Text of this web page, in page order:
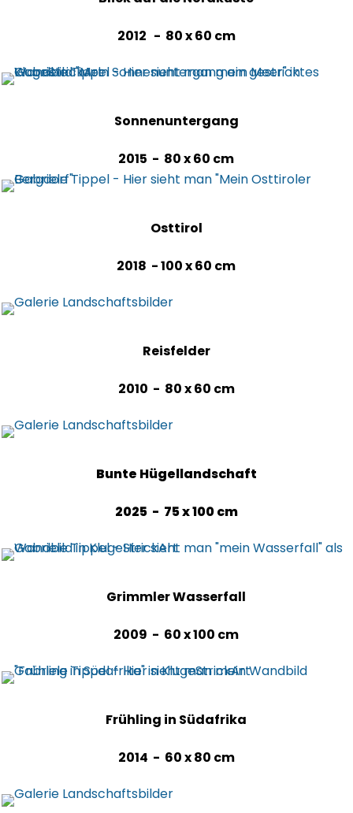
2012 - 80 x 60 cm
Sonnenuntergang
2015 - 80 x 60 cm
Osttirol
2018 - 100 x 60 cm
Reisfelder
2010 - 80 x 60 cm
Bunte Hügellandschaft
2025 - 75 x 100 cm
Grimmler Wasserfall
2009 - 60 x 100 cm
Frühling in Südafrika
2014 - 60 x 80 cm